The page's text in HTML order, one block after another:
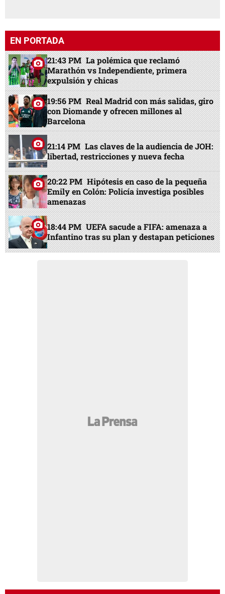
EN PORTADA
21:43 PM La polémica que reclamó
Marathón vs Independiente, primera
expulsión y chicas
19:56 PM Real Madrid con más salidas, giro
con Diomande y ofrecen millones al
Barcelona
21:14 PM Las claves de la audiencia de JOH:
libertad, restricciones y nueva fecha
20:22 PM Hipótesis en caso de la pequeña
Emily en Colón: Policía investiga posibles
amenazas
18:44 PM UEFA sacude a FIFA: amenaza a
Infantino tras su plan y destapan peticiones